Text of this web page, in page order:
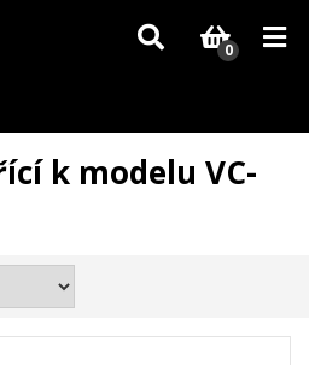
dodání dílů, které nejsou skladem,
za pochopení.
0
k modelu VC-